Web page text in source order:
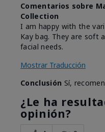
Comentarios sobre
Collection
I am happy with the
Kay bag. They are soft
facial needs.
Mostrar Traducción
Conclusión Sí,
¿Le ha
opinión?